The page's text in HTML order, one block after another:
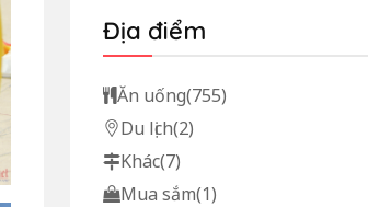
Địa điểm
Ăn uống(755)
Du lịch(2)
Khác(7)
Mua sắm(1)